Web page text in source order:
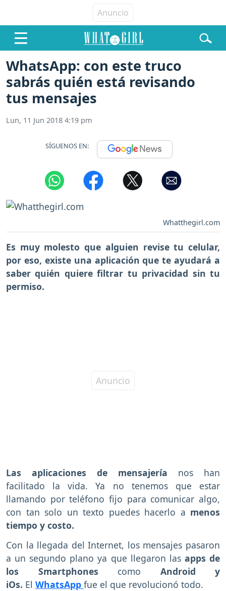
WhatsApp: con este truco
sabrás quién está revisando
tus mensajes
Lun, 11 Jun 2018 4:19 pm
SÍGUENOS EN:
Whatthegirl.com
Es muy molesto que alguien revise tu celular,
por eso, existe una aplicación que te ayudará a
saber quién quiere filtrar tu privacidad sin tu
permiso.
Las aplicaciones de mensajería nos han
facilitado la vida. Ya no tenemos que estar
llamando por teléfono fijo para comunicar algo,
con tan solo un texto puedes hacerlo a menos
tiempo y costo.
Con la llegada del Internet, los mensajes pasaron
a un segundo plano ya que llegaron las apps de
los Smartphones como Android y
iOs. El WhatsApp fue el que revolucionó todo.